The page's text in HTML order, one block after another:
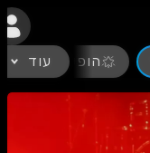
הופעות חיות
עוד